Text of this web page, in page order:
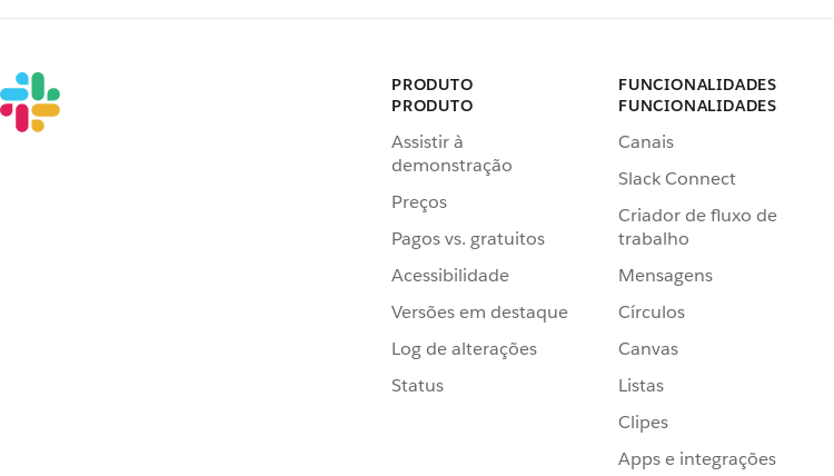
PRODUTO
PRODUTO
Assistir à
demonstração
Preços
Pagos vs. gratuitos
Acessibilidade
Versões em destaque
Log de alterações
Status
FUNCIONALIDADES
FUNCIONALIDADES
Canais
Slack Connect
Criador de fluxo de
trabalho
Mensagens
Círculos
Canvas
Listas
Clipes
Apps e integrações